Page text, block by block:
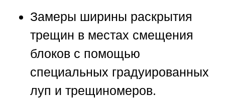
Замеры ширины раскрытия
трещин в местах смещения
блоков с помощью
специальных градуированных
луп и трещиномеров.